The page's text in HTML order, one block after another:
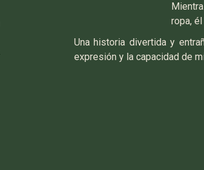
ropa,
Una historia divertida y
expresión y la capacidad de